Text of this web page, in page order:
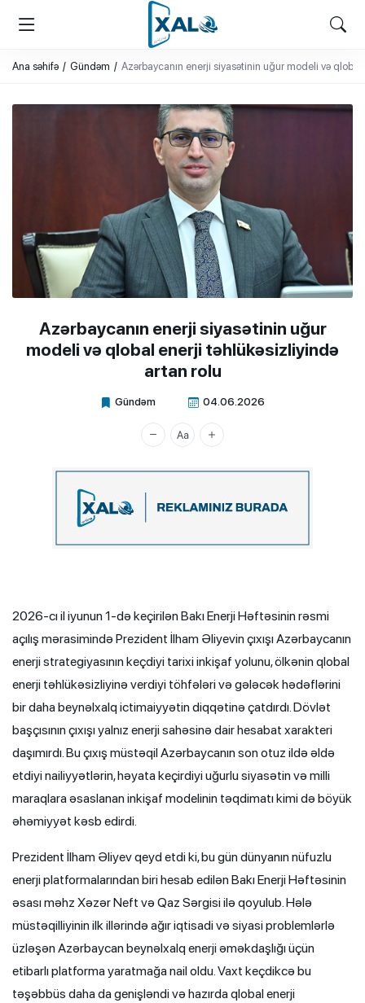
XALQ.ONLINE
ONLAYN PLATFORMA
Ana səhifə Gündəm Azərbaycanın enerji siyasətinin uğur modeli və
Azərbaycanın enerji siyasətinin uğur
modeli və qlobal enerji təhlükəsizliyində
artan rolu
Gündəm 04.06.2026
Xalq.Online
2026-cı il iyunun 1-də keçirilən Bakı Enerji Həftəsinin rəsmi
açılış mərasimində Prezident İlham Əliyevin çıxışı Azərbaycanın
enerji strategiyasının keçdiyi tarixi inkişaf yolunu, ölkənin qlobal
enerji təhlükəsizliyinə verdiyi töhfələri və gələcək hədəflərini
bir daha beynəlxalq ictimaiyyətin diqqətinə çatdırdı. Dövlət
başçısının çıxışı yalnız enerji sahəsinə dair hesabat xarakteri
daşımırdı. Bu çıxış müstəqil Azərbaycanın son otuz ildə əldə
etdiyi nailiyyətlərin, həyata keçirdiyi uğurlu siyasətin və milli
maraqlara əsaslanan inkişaf modelinin təqdimatı kimi də böyük
əhəmiyyət kəsb edirdi.
Prezident İlham Əliyev qeyd etdi ki, bu gün dünyanın nüfuzlu
enerji platformalarından biri hesab edilən Bakı Enerji Həftəsinin
əsası məhz Xəzər Neft və Qaz Sərgisi ilə qoyulub. Hələ
müstəqilliyinin ilk illərində ağır iqtisadi və siyasi problemlərlə
üzləşən Azərbaycan beynəlxalq enerji əməkdaşlığı üçün
etibarlı platforma yaratmağa nail oldu. Vaxt keçdikcə bu
təşəbbüs daha da genişləndi və hazırda qlobal enerji